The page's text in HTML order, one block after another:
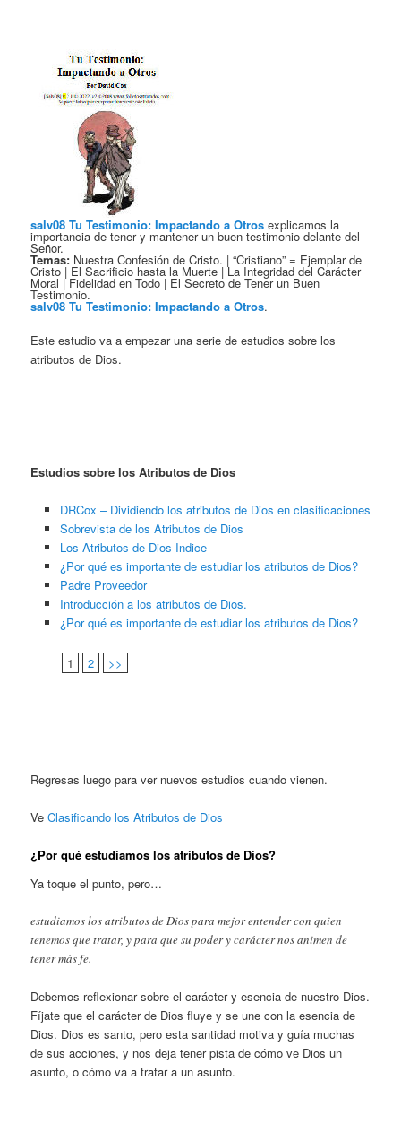
salv08 Tu Testimonio: Impactando a Otros explicamos la
importancia de tener y mantener un buen testimonio delante del
Señor.
Temas: Nuestra Confesión de Cristo. | “Cristiano” = Ejemplar de
Cristo | El Sacrificio hasta la Muerte | La Integridad del Carácter
Moral | Fidelidad en Todo | El Secreto de Tener un Buen
Testimonio.
salv08 Tu Testimonio: Impactando a Otros.
Este estudio va a empezar una serie de estudios sobre los
atributos de Dios.
Estudios sobre los Atributos de Dios
DRCox – Dividiendo los atributos de Dios en clasificaciones
Sobrevista de los Atributos de Dios
Los Atributos de Dios Indice
¿Por qué es importante de estudiar los atributos de Dios?
Padre Proveedor
Introducción a los atributos de Dios.
¿Por qué es importante de estudiar los atributos de Dios?
1 2 >>
Regresas luego para ver nuevos estudios cuando vienen.
VeClasificando los Atributos de Dios
¿Por qué estudiamos los atributos de Dios?
Ya toque el punto, pero…
estudiamos los atributos de Dios para mejor entender con quien
tenemos que tratar, y para que su poder y carácter nos animen de
tener más fe.
Debemos reflexionar sobre el carácter y esencia de nuestro Dios.
Fíjate que el carácter de Dios fluye y se une con la esencia de
Dios. Dios es santo, pero esta santidad motiva y guía muchas
de sus acciones, y nos deja tener pista de cómo ve Dios un
asunto, o cómo va a tratar a un asunto.